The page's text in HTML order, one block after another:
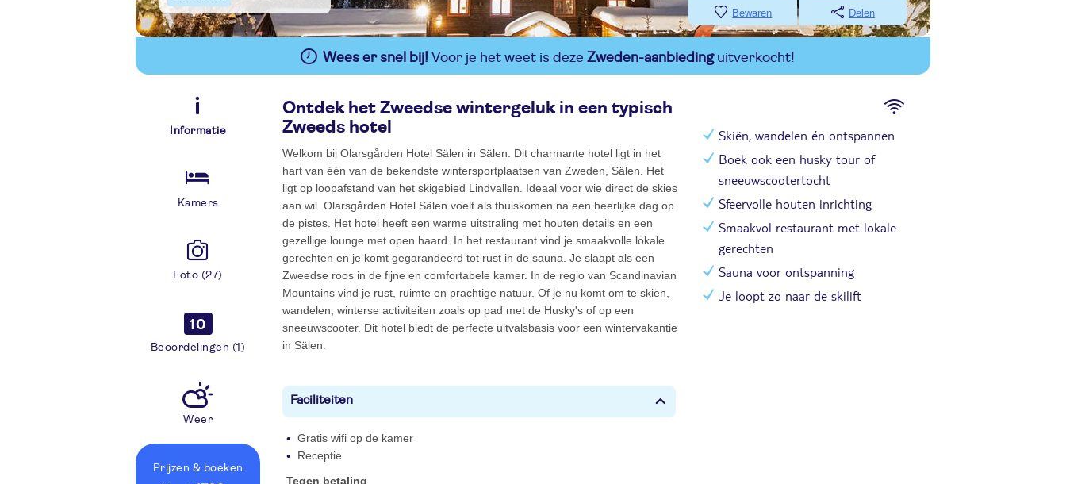
Bewaren Delen
Wees er snel bij! Voor je het weet is deze Zweden-aanbiedinguitverkocht!
Informatie
Kamers
Foto (27)
10
Beoordelingen (1)
Weer
Prijzen & boeken
Ontdek het Zweedse wintergeluk in een typisch
Zweeds hotel
Welkom bij Olarsgården Hotel Sälen in Sälen. Dit charmante hotel ligt in het
hart van één van de bekendste wintersportplaatsen van Zweden, Sälen. Het
ligt op loopafstand van het skigebied Lindvallen. Ideaal voor wie direct de skies
aan wil. Olarsgården Hotel Sälen voelt als thuiskomen na een heerlijke dag op
de pistes. Het hotel heeft een warme uitstraling met houten details en een
gezellige lounge met open haard. In het restaurant vind je smaakvolle lokale
gerechten en je komt gegarandeerd tot rust in de sauna. Je slaapt als een
Zweedse roos in de fijne en comfortabele kamer. In de regio van Scandinavian
Mountains vind je rust, ruimte en prachtige natuur. Of je nu komt om te skiën,
wandelen, winterse activiteiten zoals op pad met de Husky's of op een
sneeuwscooter. Dit hotel biedt de perfecte uitvalsbasis voor een wintervakantie
in Sälen.
Faciliteiten
Gratis wifi op de kamer
Receptie
Tegen betaling
Skiën, wandelen én ontspannen
Boek ook een husky tour of
sneeuwscootertocht
Sfeervolle houten inrichting
Smaakvol restaurant met lokale
gerechten
Sauna voor ontspanning
Je loopt zo naar de skilift